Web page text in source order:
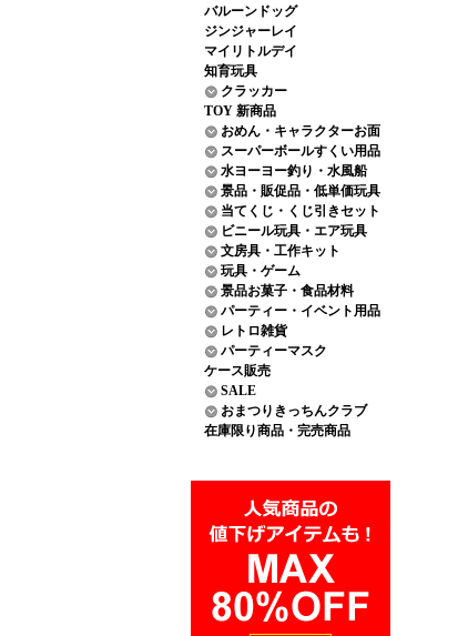
バルーンドッグ
ジンジャーレイ
マイリトルデイ
知育玩具
クラッカー
TOY 新商品
おめん・キャラクターお面
スーパーボールすくい用品
水ヨーヨー釣り・水風船
景品・販促品・低単価玩具
当てくじ・くじ引きセット
ビニール玩具・エア玩具
文房具・工作キット
玩具・ゲーム
景品お菓子・食品材料
パーティー・イベント用品
レトロ雑貨
パーティーマスク
ケース販売
SALE
おまつりきっちんクラブ
在庫限り商品・完売商品